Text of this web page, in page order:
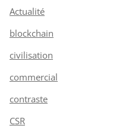
Actualité
blockchain
civilisation
commercial
contraste
CSR